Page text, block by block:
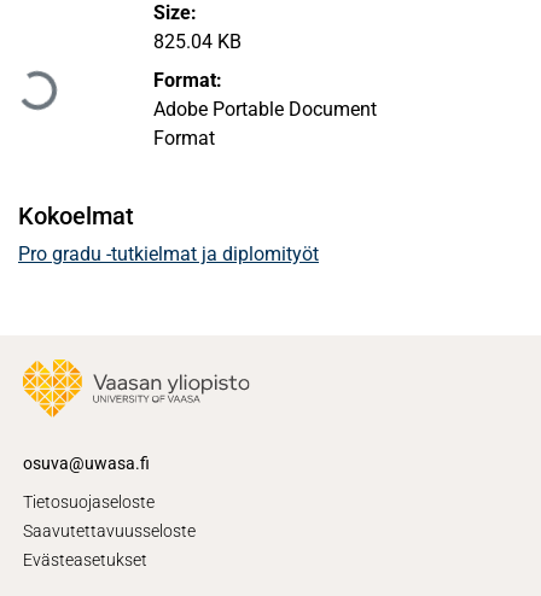
Ladataan...
Size:
825.04 KB
Format:
Adobe Portable Document
Format
Kokoelmat
Pro gradu -tutkielmat ja diplomityöt
osuva@uwasa.fi
Tietosuojaseloste
Saavutettavuusseloste
Evästeasetukset